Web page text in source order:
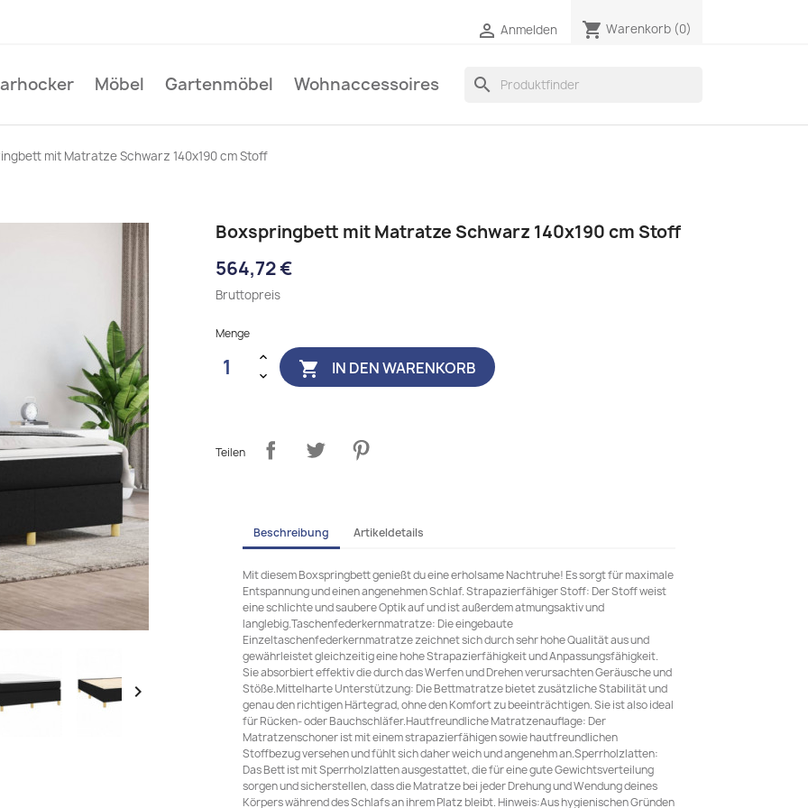
 Anmelden shopping_cart Warenkorb (0)
Möbel Gartenmöbel Wohnaccessoires search
mit Matratze Schwarz 140x190 cm Stoff

Boxspringbett mit Matratze Schwarz 140x190 cm Stoff
564,72 €
Bruttopreis
Menge
 IN DEN WARENKORB
Teilen
Beschreibung Artikeldetails
Mit diesem Boxspringbett genießt du eine erholsame Nachtruhe! Es sorgt für maximale
Entspannung und einen angenehmen Schlaf. Strapazierfähiger Stoff: Der Stoff weist
eine schlichte und saubere Optik auf und ist außerdem atmungsaktiv und
langlebig.Taschenfederkernmatratze: Die eingebaute
Einzeltaschenfederkernmatratze zeichnet sich durch sehr hohe Qualität aus und
gewährleistet gleichzeitig eine hohe Strapazierfähigkeit und Anpassungsfähigkeit.
Sie absorbiert effektiv die durch das Werfen und Drehen verursachten Geräusche und
Stöße.Mittelharte Unterstützung: Die Bettmatratze bietet zusätzliche Stabilität und
genau den richtigen Härtegrad, ohne den Komfort zu beeinträchtigen. Sie ist also ideal
für Rücken- oder Bauchschläfer.Hautfreundliche Matratzenauflage: Der
Matratzenschoner ist mit einem strapazierfähigen sowie hautfreundlichen
Stoffbezug versehen und fühlt sich daher weich und angenehm an.Sperrholzlatten:
Das Bett ist mit Sperrholzlatten ausgestattet, die für eine gute Gewichtsverteilung
sorgen und sicherstellen, dass die Matratze bei jeder Drehung und Wendung deines
Körpers während des Schlafs an ihrem Platz bleibt. Hinweis:Aus hygienischen Gründen